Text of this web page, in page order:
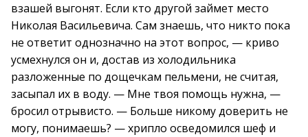
взашей выгонят. Если кто другой займет место
Николая Васильевича. Сам знаешь, что никто пока
не ответит однозначно на этот вопрос, — криво
усмехнулся он и, достав из холодильника
разложенные по дощечкам пельмени, не считая,
засыпал их в воду. — Мне твоя помощь нужна, —
бросил отрывисто. — Больше никому доверить не
могу, понимаешь? — хрипло осведомился шеф и